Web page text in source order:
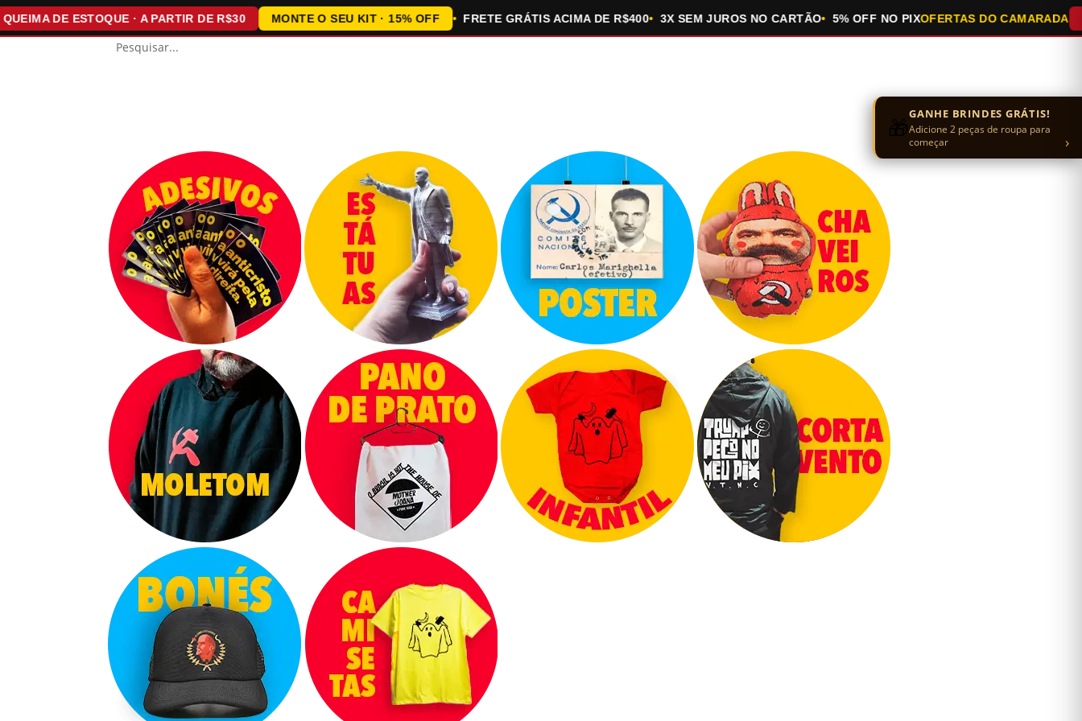
DE ESTOQUE · A PARTIR DE R$30 MONTE O SEU KIT · 15% OFF FRETE GRÁTIS ACIMA DE R$400 3X SEM JUROS NO CARTÃO 5% OFF NO PIX OFERTAS DO CAMARADA
🎁GANHE BRINDES GRÁTIS!
Adicione 2 peças de roupa para
começar
›